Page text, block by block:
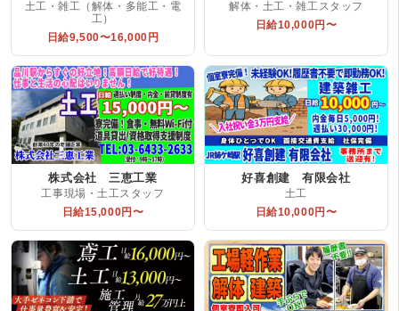
土工・雑工（解体・多能工・電
工）
日給9,500〜16,000円
解体・土工・雑工スタッフ
日給10,000円〜
株式会社 三恵工業
工事現場・土工スタッフ
日給15,000円〜
好喜創建 有限会社
土工
日給10,000円〜